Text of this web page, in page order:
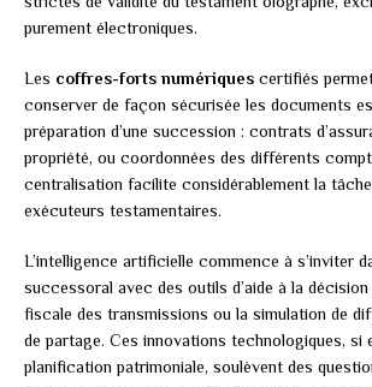
purement électroniques.
Les coffres-forts numériques certifiés
conserver de façon sécurisée les documents
préparation d’une succession : contrats
propriété, ou coordonnées des différents
centralisation facilite considérablement la
exécuteurs testamentaires.
L’intelligence artificielle commence à s’inviter
successoral avec des outils d’aide à la
fiscale des transmissions ou la simulation de
de partage. Ces innovations technologiques, si
planification patrimoniale, soulèvent des